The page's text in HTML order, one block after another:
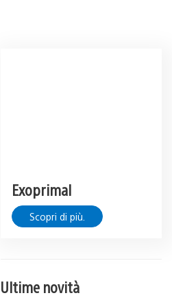
Exoprimal
Scopri di più.
Ultime novità